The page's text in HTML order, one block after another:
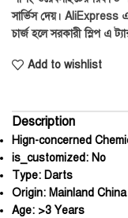
সার্ভিস দেয়। AliExpress
চার্জ হলে সরকারী স্লিপ এ
Add to wishlist
Description
Hign-concerned
is_customized: No
Type: Darts
Origin: Mainland China
Age: >3 Years